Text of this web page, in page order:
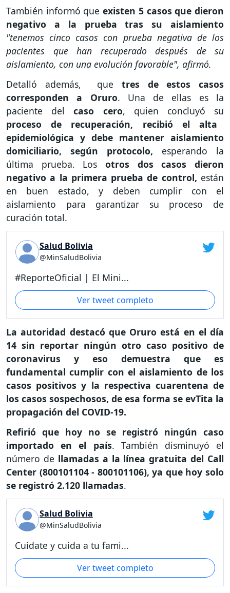
También informó queexisten 5 casos que dieron
negativo a la prueba tras su aislamiento
"tenemos cinco casos con prueba negativa de los
pacientes que han recuperado después de su
aislamiento, con una evolución favorable", afirmó.
Detalló además, que tres de estos casos
corresponden a Oruro. Una de ellas es la
paciente del caso cero, quien concluyó su
proceso de recuperación, recibió el alta
epidemiológica y debe mantener aislamiento
domiciliario, según protocolo, esperando la
última prueba. Los otros dos casos dieron
negativo a la primera prueba de control, están
en buen estado, y deben cumplir con el
aislamiento para garantizar su proceso de
curación total.
Salud Bolivia
@MinSaludBolivia
#ReporteOficial | El Mini...
Ver tweet completo
La autoridad destacó que Oruro está en el día
14 sin reportar ningún otro caso positivo de
coronavirus y eso demuestra que es
fundamental cumplir con el aislamiento de los
casos positivos y la respectiva cuarentena de
los casos sospechosos, de esa forma se evTita la
propagación del COVID-19.
Refirió que hoy no se registró ningún caso
importado en el país. También disminuyó el
número de llamadas a la línea gratuita del Call
Center (800101104 - 800101106), ya que hoy solo
se registró 2.120 llamadas.
Salud Bolivia
@MinSaludBolivia
Cuídate y cuida a tu fami...
Ver tweet completo